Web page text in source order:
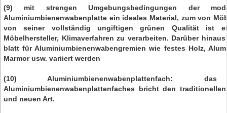
(9) mit strengen Umgebungsbedingungen der
Aluminiumbienenwabenplatte ein ideales Material, zum von
von seiner vollständig ungiftigen grünen Qualität ist
Möbelhersteller, Klimaverfahren zu verarbeiten. Darüber
blatt für Aluminiumbienenwabengremien wie festes Holz,
Marmor usw. variiert werden
(10) Aluminiumbienenwabenplattenfach:
Aluminiumbienenwabenplattenfaches bricht den
und neuen Art.